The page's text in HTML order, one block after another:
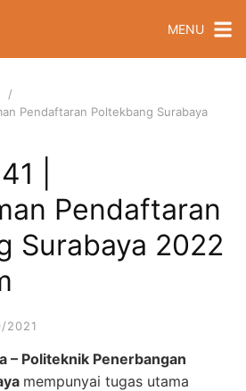
MENU
Pendaftaran Poltekbang Surabaya
|
Pendaftaran
Surabaya 2022
2021
– Politeknik Penerbangan
mempunyai tugas utama